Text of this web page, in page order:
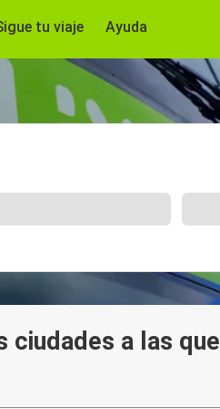
tu viaje Ayuda
ciudades a las que